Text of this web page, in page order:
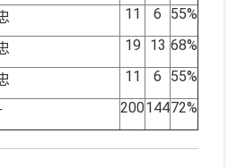
11 6 55%
19 13 68%
11 6 55%
20014472%